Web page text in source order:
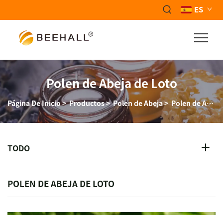
ES
Polen de Abeja de Loto
Página De Inicio>Productos>Polen de Abeja>Polen de Abeja de Loto
TODO
POLEN DE ABEJA DE LOTO